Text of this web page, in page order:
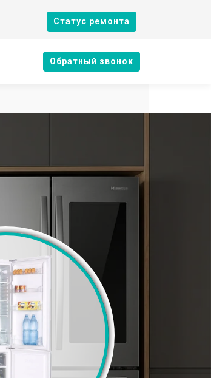
Cтатус ремонта
Oбратный звонок